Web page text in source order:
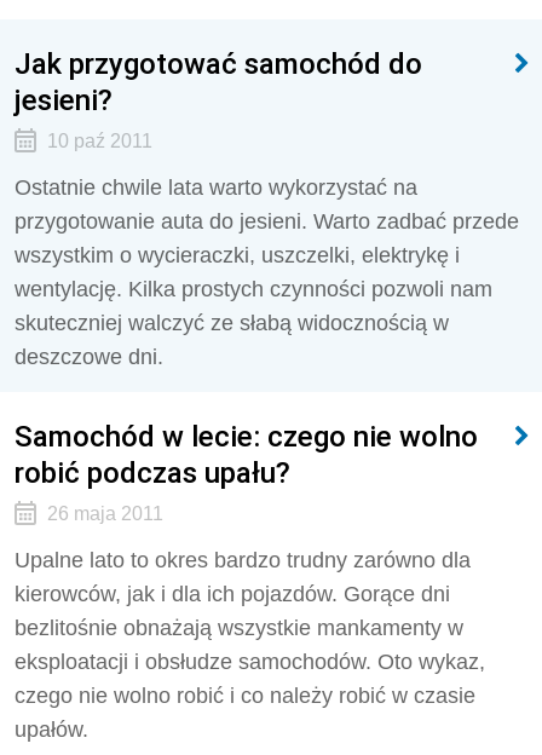
Jak przygotować samochód do
jesieni?
10 paź 2011
Ostatnie chwile lata warto wykorzystać na
przygotowanie auta do jesieni. Warto zadbać przede
wszystkim o wycieraczki, uszczelki, elektrykę i
wentylację. Kilka prostych czynności pozwoli nam
skuteczniej walczyć ze słabą widocznością w
deszczowe dni.
Samochód w lecie: czego nie wolno
robić podczas upału?
26 maja 2011
Upalne lato to okres bardzo trudny zarówno dla
kierowców, jak i dla ich pojazdów. Gorące dni
bezlitośnie obnażają wszystkie mankamenty w
eksploatacji i obsłudze samochodów. Oto wykaz,
czego nie wolno robić i co należy robić w czasie
upałów.